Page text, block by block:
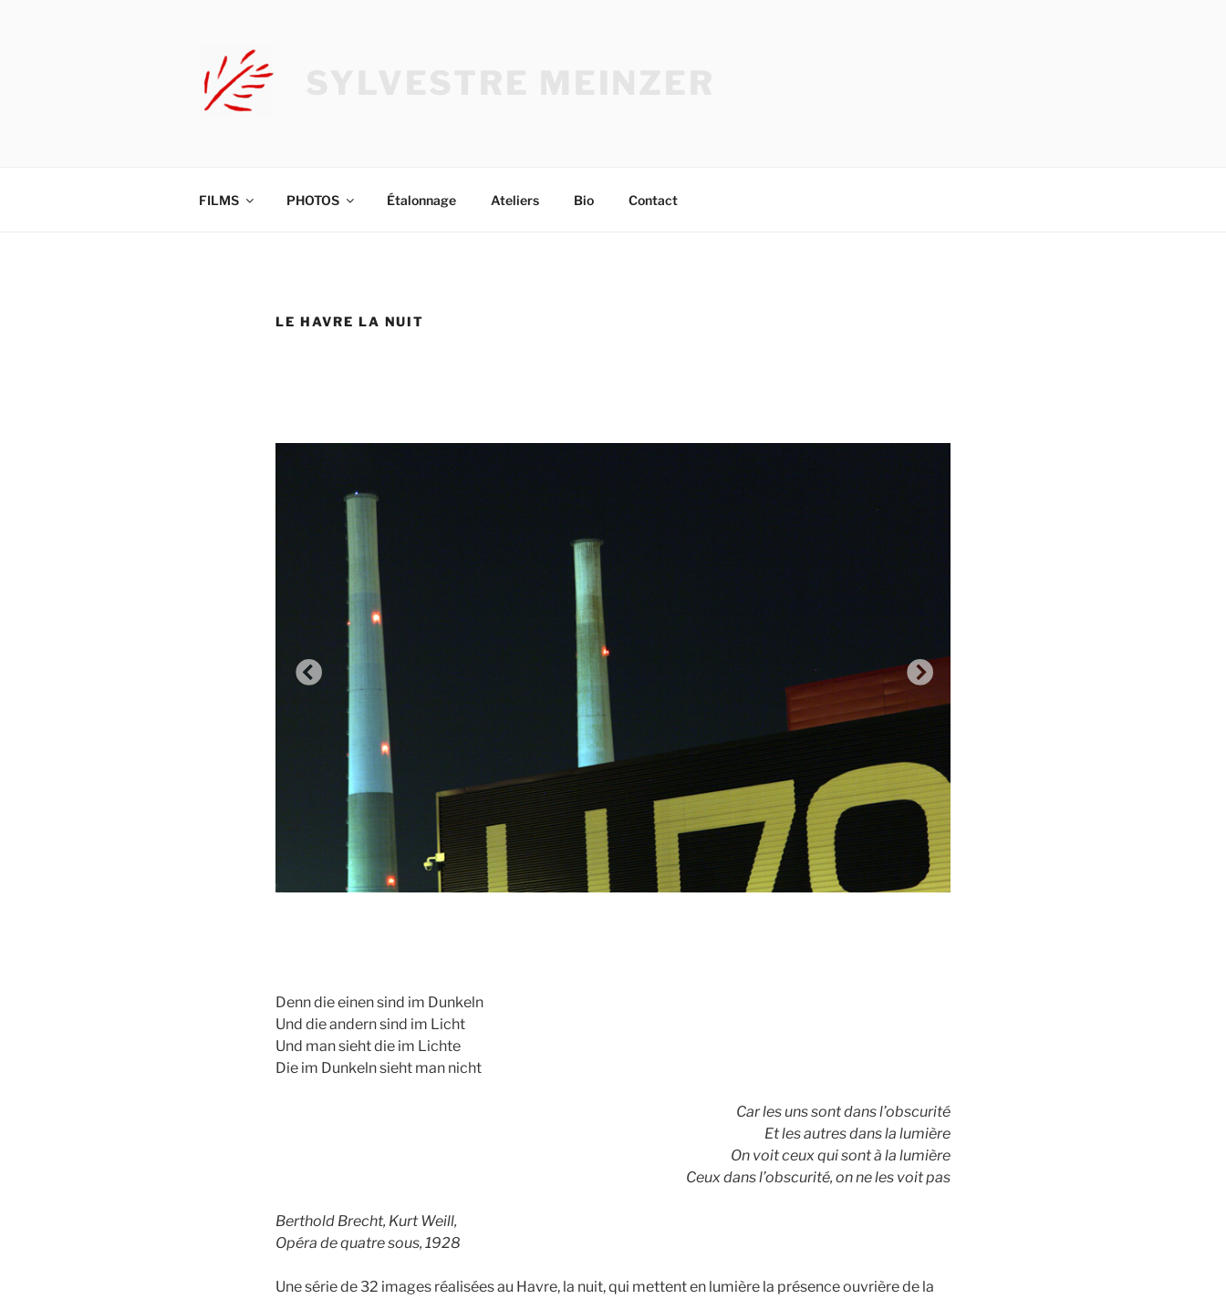
FILMS PHOTOS Étalonnage Ateliers Bio Contact
LE HAVRE LA NUIT
Denn die einen sind im Dunkeln
Und die andern sind im Licht
Und man sieht die im Lichte
Die im Dunkeln sieht man nicht
Car les uns sont dans l’obscurité
Et les autres dans la lumière
On voit ceux qui sont à la lumière
Ceux dans l’obscurité, on ne les voit pas
Berthold Brecht, Kurt Weill,
Opéra de quatre sous, 1928
Une série de 32 images réalisées au Havre, la nuit, qui mettent en lumière la présence ouvrière de la